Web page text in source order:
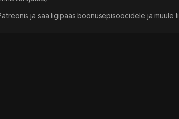
ja saa ligipääs boonusepisoodidele ja muule